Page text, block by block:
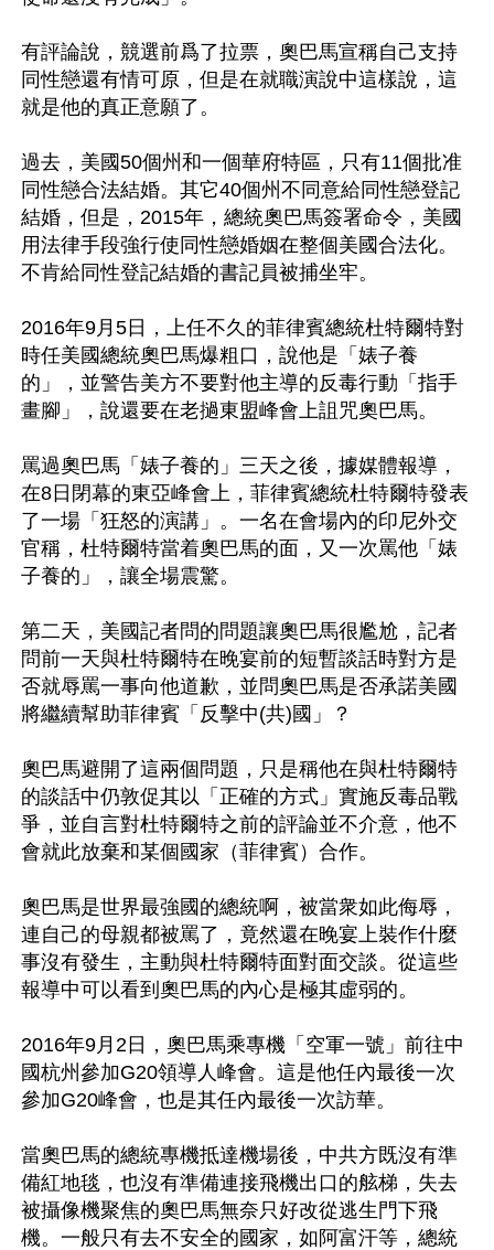
有評論說，競選前爲了拉票，奧巴馬宣稱自己支持
同性戀還有情可原，但是在就職演說中這樣說，這
就是他的真正意願了。
過去，美國50個州和一個華府特區，只有11個批准
同性戀合法結婚。其它40個州不同意給同性戀登記
結婚，但是，2015年，總統奧巴馬簽署命令，美國
用法律手段強行使同性戀婚姻在整個美國合法化。
不肯給同性登記結婚的書記員被捕坐牢。
2016年9月5日，上任不久的菲律賓總統杜特爾特對
時任美國總統奧巴馬爆粗口，說他是「婊子養
的」，並警告美方不要對他主導的反毒行動「指手
畫腳」，說還要在老撾東盟峰會上詛咒奧巴馬。
罵過奧巴馬「婊子養的」三天之後，據媒體報導，
在8日閉幕的東亞峰會上，菲律賓總統杜特爾特發表
了一場「狂怒的演講」。一名在會場內的印尼外交
官稱，杜特爾特當着奧巴馬的面，又一次罵他「婊
子養的」，讓全場震驚。
第二天，美國記者問的問題讓奧巴馬很尷尬，記者
問前一天與杜特爾特在晚宴前的短暫談話時對方是
否就辱罵一事向他道歉，並問奧巴馬是否承諾美國
將繼續幫助菲律賓「反擊中(共)國」？
奧巴馬避開了這兩個問題，只是稱他在與杜特爾特
的談話中仍敦促其以「正確的方式」實施反毒品戰
爭，並自言對杜特爾特之前的評論並不介意，他不
會就此放棄和某個國家（菲律賓）合作。
奧巴馬是世界最強國的總統啊，被當衆如此侮辱，
連自己的母親都被罵了，竟然還在晚宴上裝作什麼
事沒有發生，主動與杜特爾特面對面交談。從這些
報導中可以看到奧巴馬的內心是極其虛弱的。
2016年9月2日，奧巴馬乘專機「空軍一號」前往中
國杭州參加G20領導人峰會。這是他任內最後一次
參加G20峰會，也是其任內最後一次訪華。
當奧巴馬的總統專機抵達機場後，中共方既沒有準
備紅地毯，也沒有準備連接飛機出口的舷梯，失去
被攝像機聚焦的奧巴馬無奈只好改從逃生門下飛
機。一般只有去不安全的國家，如阿富汗等，總統